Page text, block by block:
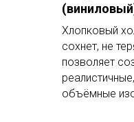
Хлопковый
сохнет, не
позволяет
объёмные